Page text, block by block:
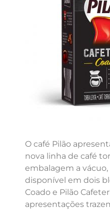
O café Pilão
nova linha de café
embalagem a vácuo,
disponível em dois
Coado e Pilão
apresentações